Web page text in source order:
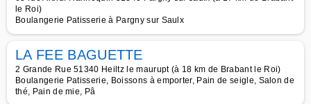
le Roi)
Boulangerie Patisserie à Pargny sur Saulx
LA FEE BAGUETTE
2 Grande Rue 51340 Heiltz le maurupt (à 18 km de Brabant le Roi)
Boulangerie Patisserie, Boissons à emporter, Pain de seigle, Salon de
thé, Pain de mie, Pâ